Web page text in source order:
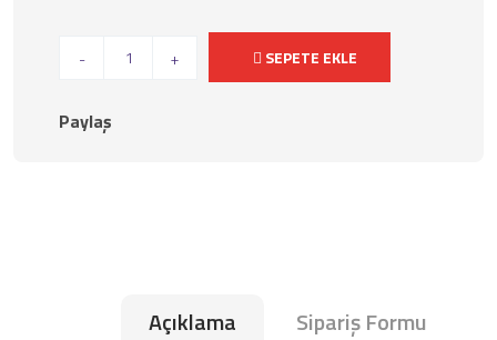
- + SEPETE EKLE
Paylaş
Açıklama Sipariş Formu